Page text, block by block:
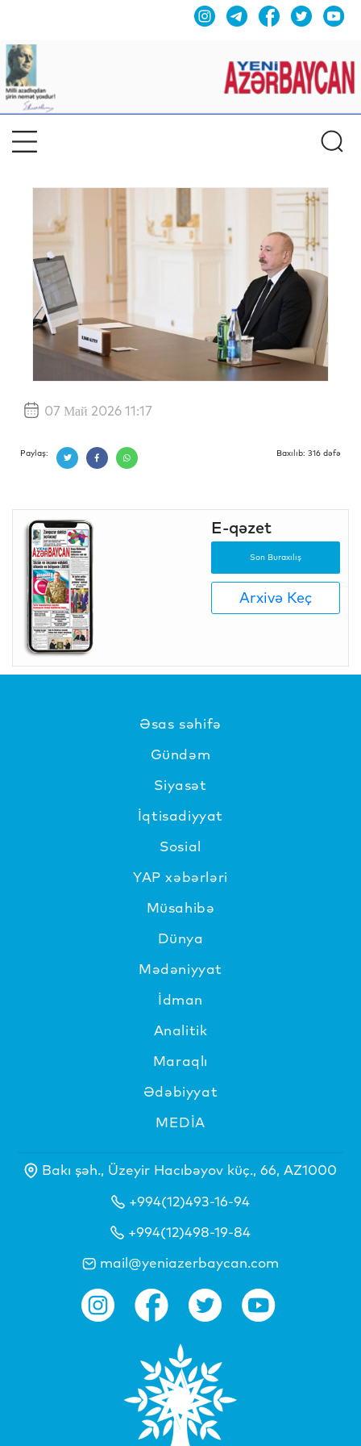
07 Май 2026 11:17
Paylaş: Baxılıb: 316 dəfə
E-qəzet
Son Buraxılış
Arxivə Keç
Əsas səhifə
Gündəm
Siyasət
İqtisadiyyat
Sosial
YAP xəbərləri
Müsahibə
Dünya
Mədəniyyat
İdman
Analitik
Maraqlı
Ədəbiyyat
MEDİA
Bakı şəh., Üzeyir Hacıbəyov küç., 66, AZ1000
+994(12)493-16-94
+994(12)498-19-84
mail@yeniazerbaycan.com